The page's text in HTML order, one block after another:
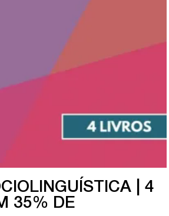
| 4
35% DE